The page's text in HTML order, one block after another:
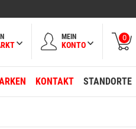
MEIN
KONTO
0
KONTAKT STANDORTE